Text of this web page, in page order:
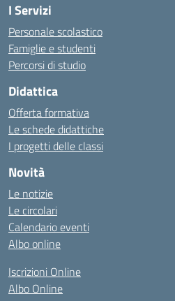
I Servizi
Personale scolastico
Famiglie e studenti
Percorsi di studio
Didattica
Offerta formativa
Le schede didattiche
I progetti delle classi
Novità
Le notizie
Le circolari
Calendario eventi
Albo online
Iscrizioni Online
Albo Online